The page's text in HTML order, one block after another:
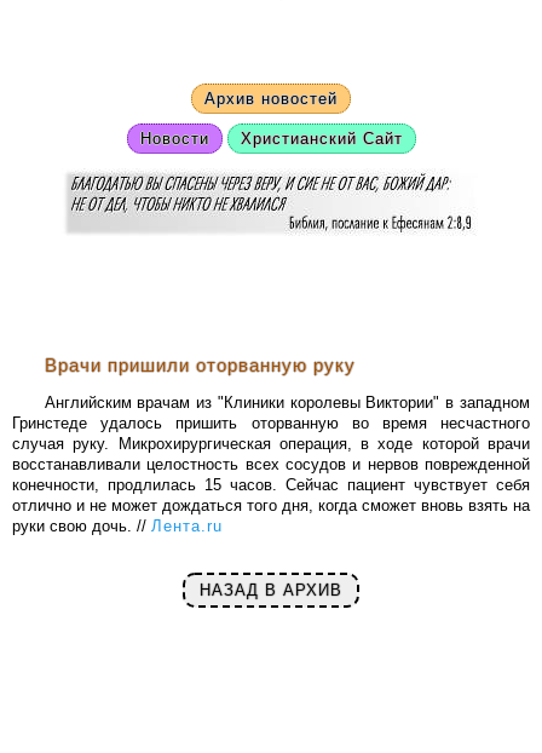
Архив новостей
Новости Христианский Сайт
Врачи пришили оторванную руку
Английским врачам из "Клиники королевы Виктории" в западном
Гринстеде удалось пришить оторванную во время несчастного
случая руку. Микрохирургическая операция, в ходе которой врачи
восстанавливали целостность всех сосудов и нервов поврежденной
конечности, продлилась 15 часов. Сейчас пациент чувствует себя
отлично и не может дождаться того дня, когда сможет вновь взять на
руки свою дочь. // Лента.ru
НАЗАД В АРХИВ